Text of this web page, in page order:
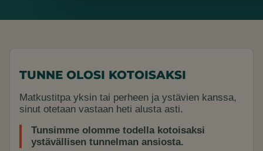
TUNNE OLOSI KOTOISAKSI
Matkustitpa yksin tai perheen ja ystävien kanssa,
sinut otetaan vastaan heti alusta asti.
Tunsimme olomme todella kotoisaksi
ystävällisen tunnelman ansiosta.